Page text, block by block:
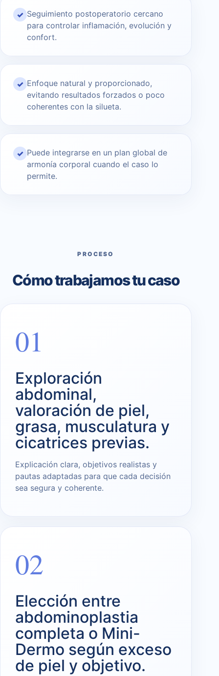
✓ Seguimiento postoperatorio cercano
para controlar inflamación, evolución y
confort.
✓ Enfoque natural y proporcionado,
evitando resultados forzados o poco
coherentes con la silueta.
✓ Puede integrarse en un plan global de
armonía corporal cuando el caso lo
permite.
PROCESO
Cómo trabajamos tu caso
01
Exploración
abdominal,
valoración de piel,
grasa, musculatura y
cicatrices previas.
Explicación clara, objetivos realistas y
pautas adaptadas para que cada decisión
sea segura y coherente.
02
Elección entre
abdominoplastia
completa o Mini-
Dermo según exceso
de piel y objetivo.